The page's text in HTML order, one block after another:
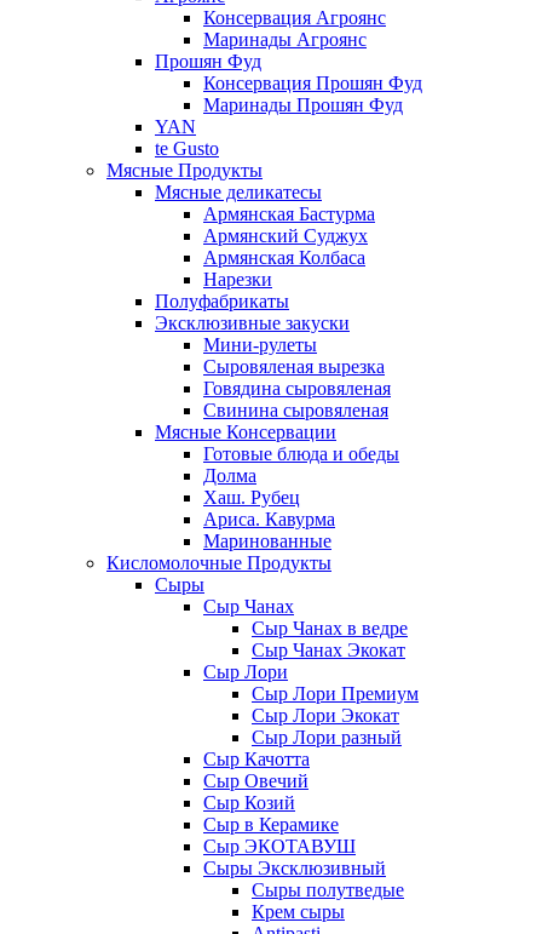
Консервация Агроянс
Маринады Агроянс
Прошян Фуд
Консервация Прошян Фуд
Маринады Прошян Фуд
YAN
te Gusto
Мясные Продукты
Мясные деликатесы
Армянская Бастурма
Армянский Суджух
Армянская Колбаса
Нарезки
Полуфабрикаты
Эксклюзивные закуски
Мини-рулеты
Сыровяленая вырезка
Говядина сыровяленая
Свинина сыровяленая
Мясные Консервации
Готовые блюда и обеды
Долма
Хаш. Рубец
Ариса. Кавурма
Маринованные
Кисломолочные Продукты
Сыры
Сыр Чанах
Сыр Чанах в ведре
Сыр Чанах Экокат
Сыр Лори
Сыр Лори Премиум
Сыр Лори Экокат
Сыр Лори разный
Сыр Качотта
Сыр Овечий
Сыр Козий
Сыр в Керамике
Сыр ЭКОТАВУШ
Сыры Эксклюзивный
Сыры полутведые
Крем сыры